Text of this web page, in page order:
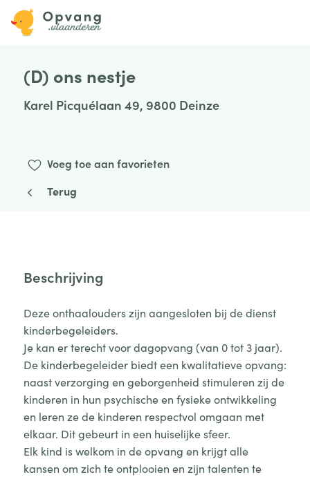
(D) ons nestje
Karel Picquélaan 49, 9800 Deinze
Voeg toe aan favorieten
Terug
Beschrijving
Deze onthaalouders zijn aangesloten bij de dienst
kinderbegeleiders.
Je kan er terecht voor dagopvang (van 0 tot 3 jaar).
De kinderbegeleider biedt een kwalitatieve opvang:
naast verzorging en geborgenheid stimuleren zij de
kinderen in hun psychische en fysieke ontwikkeling
en leren ze de kinderen respectvol omgaan met
elkaar. Dit gebeurt in een huiselijke sfeer.
Elk kind is welkom in de opvang en krijgt alle
kansen om zich te ontplooien en zijn talenten te